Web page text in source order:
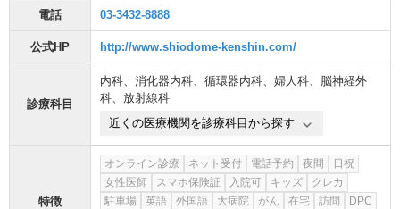
電話 03-3432-8888
公式HP http://www.shiodome-kenshin.com/
診療科目
内科、 消化器内科、 循環器内科、 婦人科、 脳神経外
科、 放射線科
近くの医療機関を診療科目から探す
特徴
オンライン診療 ネット受付 電話予約 夜間
日祝
女性医師
スマホ保険証 入院可 キッズ
クレカ
駐車場
英語 外国語 大病院 がん 在宅 訪問
DPC